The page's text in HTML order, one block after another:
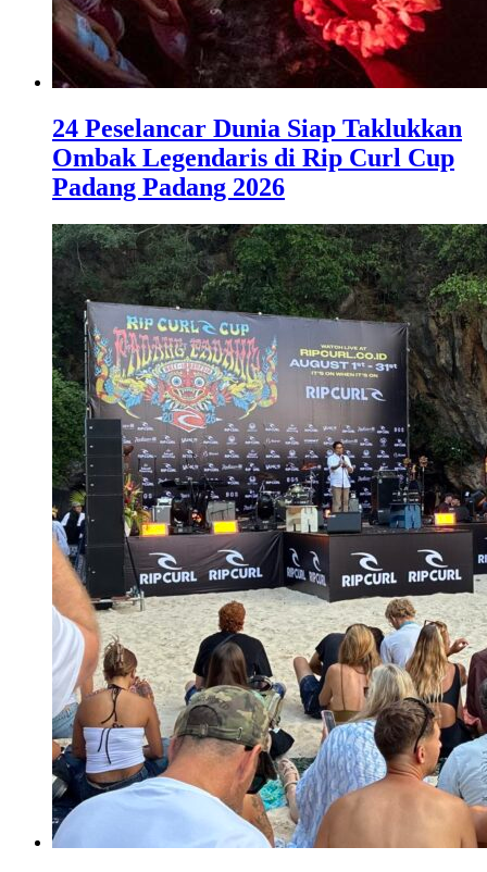
24 Peselancar Dunia Siap Taklukkan
Ombak Legendaris di Rip Curl Cup
Padang Padang 2026